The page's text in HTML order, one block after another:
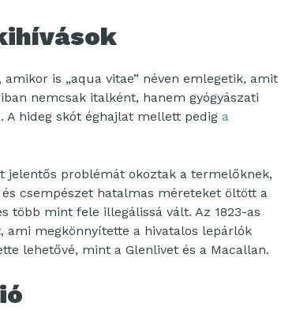
is „aqua vitae” néven emlegetik, amit
nemcsak italként, hanem gyógyászati
hideg skót éghajlat mellett pedig a
jelentős problémát okoztak a termelőknek,
csempészet hatalmas méreteket öltött a
több mint fele illegálissá vált. Az 1823-as
ami megkönnyítette a hivatalos lepárlók
lehetővé, mint a Glenlivet és a Macallan.